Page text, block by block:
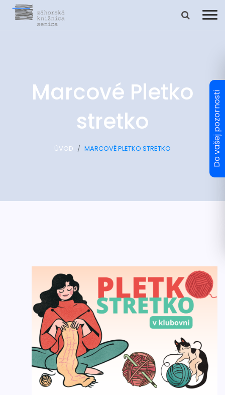
Marcové Pletko
stretko
ÚVOD MARCOVÉ PLETKO STRETKO